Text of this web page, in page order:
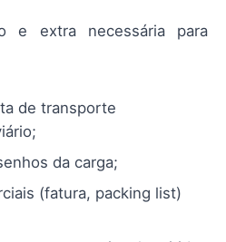
e extra necessária para
de transporte
da carga;
(fatura, packing list)